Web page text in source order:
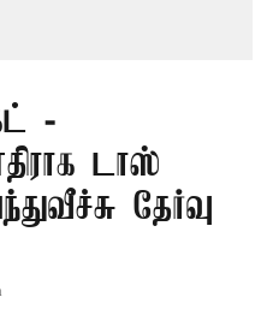
-
டாஸ்
தேர்வு